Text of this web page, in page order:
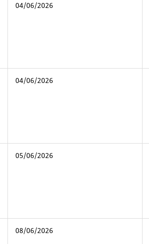
04/06/2026
04/06/2026
05/06/2026
08/06/2026